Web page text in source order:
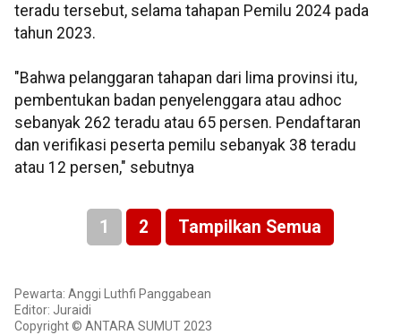
teradu tersebut, selama tahapan Pemilu 2024 pada
tahun 2023.
"Bahwa pelanggaran tahapan dari lima provinsi itu,
pembentukan badan penyelenggara atau adhoc
sebanyak 262 teradu atau 65 persen. Pendaftaran
dan verifikasi peserta pemilu sebanyak 38 teradu
atau 12 persen," sebutnya
1 2 Tampilkan Semua
Pewarta: Anggi Luthfi Panggabean
Editor: Juraidi
Copyright © ANTARA SUMUT 2023